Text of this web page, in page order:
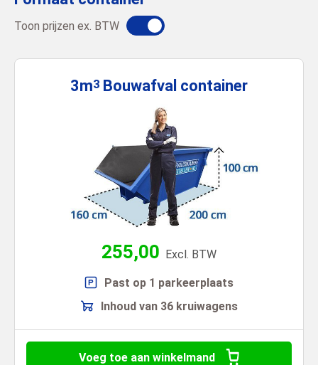
Toon prijzen ex. BTW
3m3 Bouwafval container
255,00 Excl. BTW
Past op 1 parkeerplaats
Inhoud van 36 kruiwagens
Voeg toe aan winkelmand